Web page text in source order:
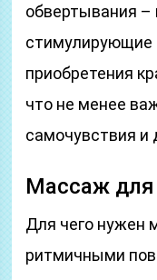
обвертывания
стимулирующие
приобретения
что не менее
самочувствия и
Массаж для
Для чего нужен
ритмичными